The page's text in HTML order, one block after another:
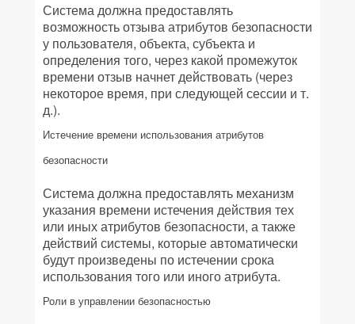
Система должна предоставлять
возможность отзыва атрибутов безопасности
у пользователя, объекта, субъекта и
определения того, через какой промежуток
времени отзыв начнет действовать (через
некоторое время, при следующей сессии и т.
д.).
Истечение времени использования атрибутов
безопасности
Система должна предоставлять механизм
указания времени истечения действия тех
или иных атрибутов безопасности, а также
действий системы, которые автоматически
будут произведены по истечении срока
использования того или иного атрибута.
Роли в управлении безопасностью